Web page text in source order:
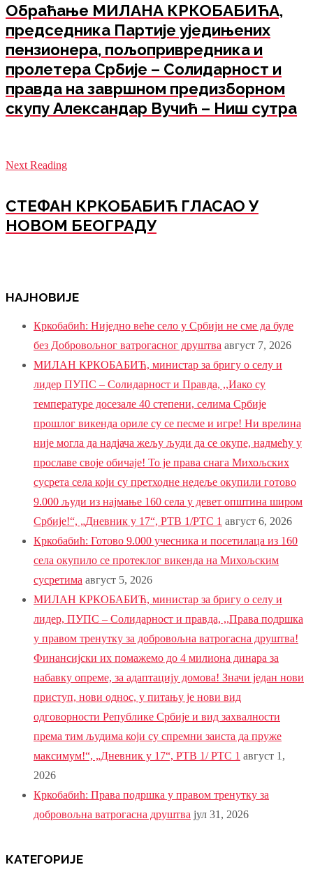
Обраћање МИЛАНА КРКОБАБИЋА,
председника Партије уједињених
пензионера, пољопривредника и
пролетера Србије – Солидарност и
правда на завршном предизборном
скупу Александар Вучић – Ниш сутра
Next Reading
СТЕФАН КРКОБАБИЋ ГЛАСАО У
НОВОМ БЕОГРАДУ
НАЈНОВИЈЕ
Кркобабић: Ниједно веће село у Србији не сме да буде
без Добровољног ватрогасног друштва август 7, 2026
МИЛАН КРКОБАБИЋ, министар за бригу о селу и
лидер ПУПС – Солидарност и Правда, ,,Иако су
температуре досезале 40 степени, селима Србије
прошлог викенда ориле су се песме и игре! Ни врелина
није могла да надјача жељу људи да се окупе, надмећу у
прославе своје обичаје! То је права снага Михољских
сусрета села који су претходне недеље окупили готово
9.000 људи из најмање 160 села у девет општина широм
Србије!“, „Дневник у 17“, РТВ 1/РТС 1 август 6, 2026
Кркобабић: Готово 9.000 учесника и посетилаца из 160
села окупило се протеклог викенда на Михољским
сусретима август 5, 2026
МИЛАН КРКОБАБИЋ, министар за бригу о селу и
лидер, ПУПС – Солидарност и правда, ,,Права подршка
у правом тренутку за добровољна ватрогасна друштва!
Финансијски их помажемо до 4 милиона динара за
набавку опреме, за адаптацију домова! Значи један нови
приступ, нови однос, у питању је нови вид
одговорности Републике Србије и вид захвалности
према тим људима који су спремни заиста да пруже
максимум!“, „Дневник у 17“, РТВ 1/ РТС 1 август 1,
2026
Кркобабић: Права подршка у правом тренутку за
добровољна ватрогасна друштва јул 31, 2026
КАТЕГОРИЈЕ